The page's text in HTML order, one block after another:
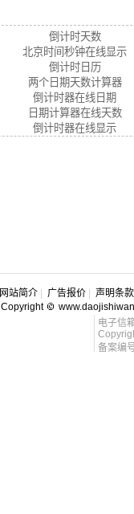
倒计时天数
北京时间秒钟在线显示
倒计时日历
两个日期天数计算器
倒计时器在线日期
日期计算器在线天数
倒计时器在线显示
网站简介 广告报价
声明条款
Copyright
电子信
备案编